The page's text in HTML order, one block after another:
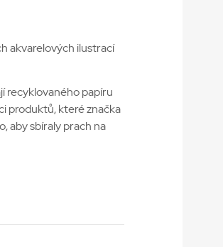
akvarelových ilustrací
recyklovaného papíru
produktů, které značka
aby sbíraly prach na